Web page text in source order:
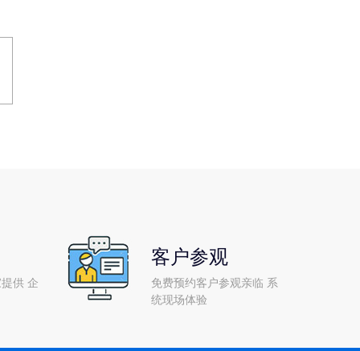
供 企
客户参观
免费预约客户参观亲临 系
统现场体验